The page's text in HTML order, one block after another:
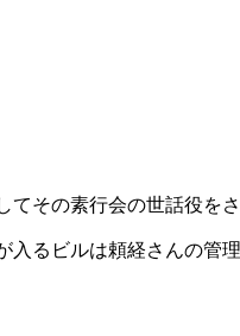
てその素行会の世話役を
入るビルは頼経さんの管